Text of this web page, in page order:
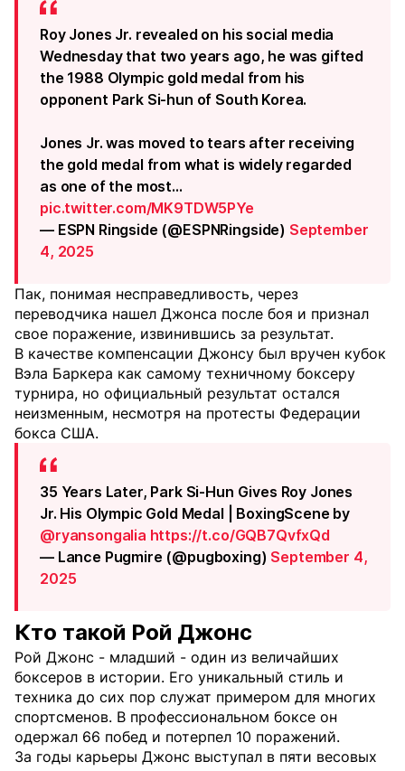
Roy Jones Jr. revealed on his social media
Wednesday that two years ago, he was gifted
the 1988 Olympic gold medal from his
opponent Park Si-hun of South Korea.
Jones Jr. was moved to tears after receiving
the gold medal from what is widely regarded
as one of the most…
pic.twitter.com/MK9TDW5PYe
— ESPN Ringside (@ESPNRingside) September
4, 2025
Пак, понимая несправедливость, через
переводчика нашел Джонса после боя и признал
свое поражение, извинившись за результат.
В качестве компенсации Джонсу был вручен кубок
Вэла Баркера как самому техничному боксеру
турнира, но официальный результат остался
неизменным, несмотря на протесты Федерации
бокса США.
35 Years Later, Park Si-Hun Gives Roy Jones
Jr. His Olympic Gold Medal | BoxingScene by
@ryansongalia https://t.co/GQB7QvfxQd
— Lance Pugmire (@pugboxing) September 4,
2025
Кто такой Рой Джонс
Рой Джонс - младший - один из величайших
боксеров в истории. Его уникальный стиль и
техника до сих пор служат примером для многих
спортсменов. В профессиональном боксе он
одержал 66 побед и потерпел 10 поражений.
За годы карьеры Джонс выступал в пяти весовых